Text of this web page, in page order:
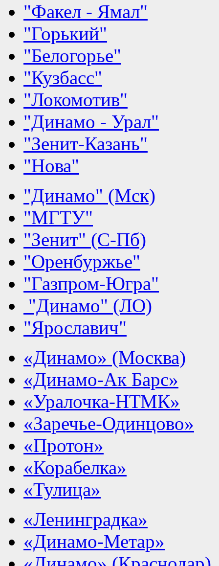
"Факел - Ямал"
"Горький"
"Белогорье"
"Кузбасс"
"Локомотив"
"Динамо - Урал"
"Зенит-Казань"
"Нова"
"Динамо" (Мск)
"МГТУ"
"Зенит" (С-Пб)
"Оренбуржье"
"Газпром-Югра"
"Динамо" (ЛО)
"Ярославич"
«Динамо» (Москва)
«Динамо-Ак Барс»
«Уралочка-НТМК»
«Заречье-Одинцово»
«Протон»
«Корабелка»
«Тулица»
«Ленинградка»
«Динамо-Метар»